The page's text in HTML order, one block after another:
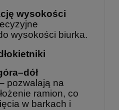
wysokości
wysokości biurka.
pozwalają na
ramion, co
w barkach i